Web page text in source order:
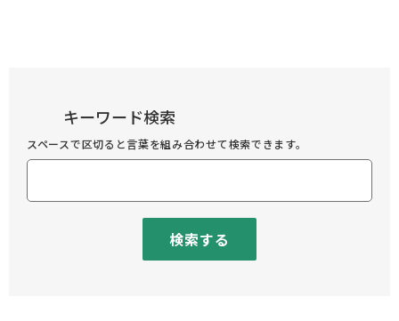
キーワード検索
スペースで区切ると言葉を組み合わせて検索できます。
検索する